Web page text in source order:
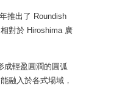
推出了 Roundish
對於 Hiroshima 廣
成輕盈圓潤的圓弧
融入於各式場域，